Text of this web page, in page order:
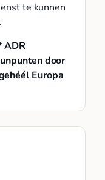
te kunnen
ADR
door
Europa